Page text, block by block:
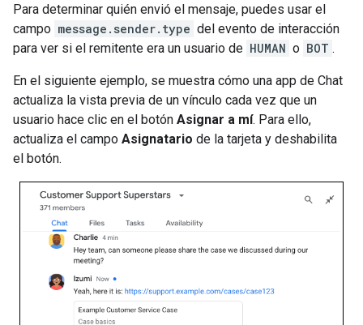
Para determinar quién envió el mensaje, puedes usar el
campo message.sender.type del evento de interacción
para ver si el remitente era un usuario de HUMAN o BOT .
En el siguiente ejemplo, se muestra cómo una app de Chat
actualiza la vista previa de un vínculo cada vez que un
usuario hace clic en el botón Asignar a mí. Para ello,
actualiza el campo Asignatario de la tarjeta y deshabilita
el botón.